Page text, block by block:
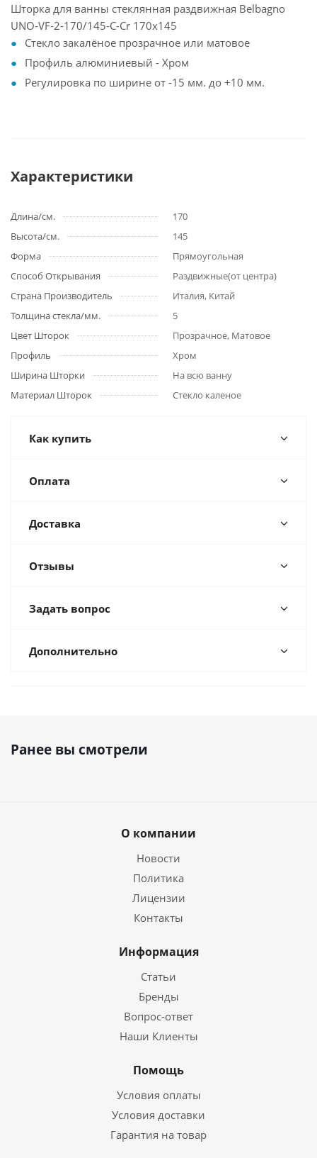
Шторка для ванны стеклянная раздвижная Belbagno
UNO-VF-2-170/145-C-Cr 170x145
Стекло закалёное прозрачное или матовое
Профиль алюминиевый - Хром
Регулировка по ширине от -15 мм. до +10 мм.
Характеристики
Длина/см.
170
Высота/см.
145
Форма
Прямоугольная
Способ Открывания
Раздвижные(от центра)
Страна Производитель
Италия, Китай
Толщина стекла/мм.
5
Цвет Шторок
Прозрачное, Матовое
Профиль
Хром
Ширина Шторки
На всю ванну
Материал Шторок
Стекло каленое
Как купить
Оплата
Доставка
Отзывы
Задать вопрос
Дополнительно
Ранее вы смотрели
О компании
Новости
Политика
Лицензии
Контакты
Информация
Статьи
Бренды
Вопрос-ответ
Наши Клиенты
Помощь
Условия оплаты
Условия доставки
Гарантия на товар